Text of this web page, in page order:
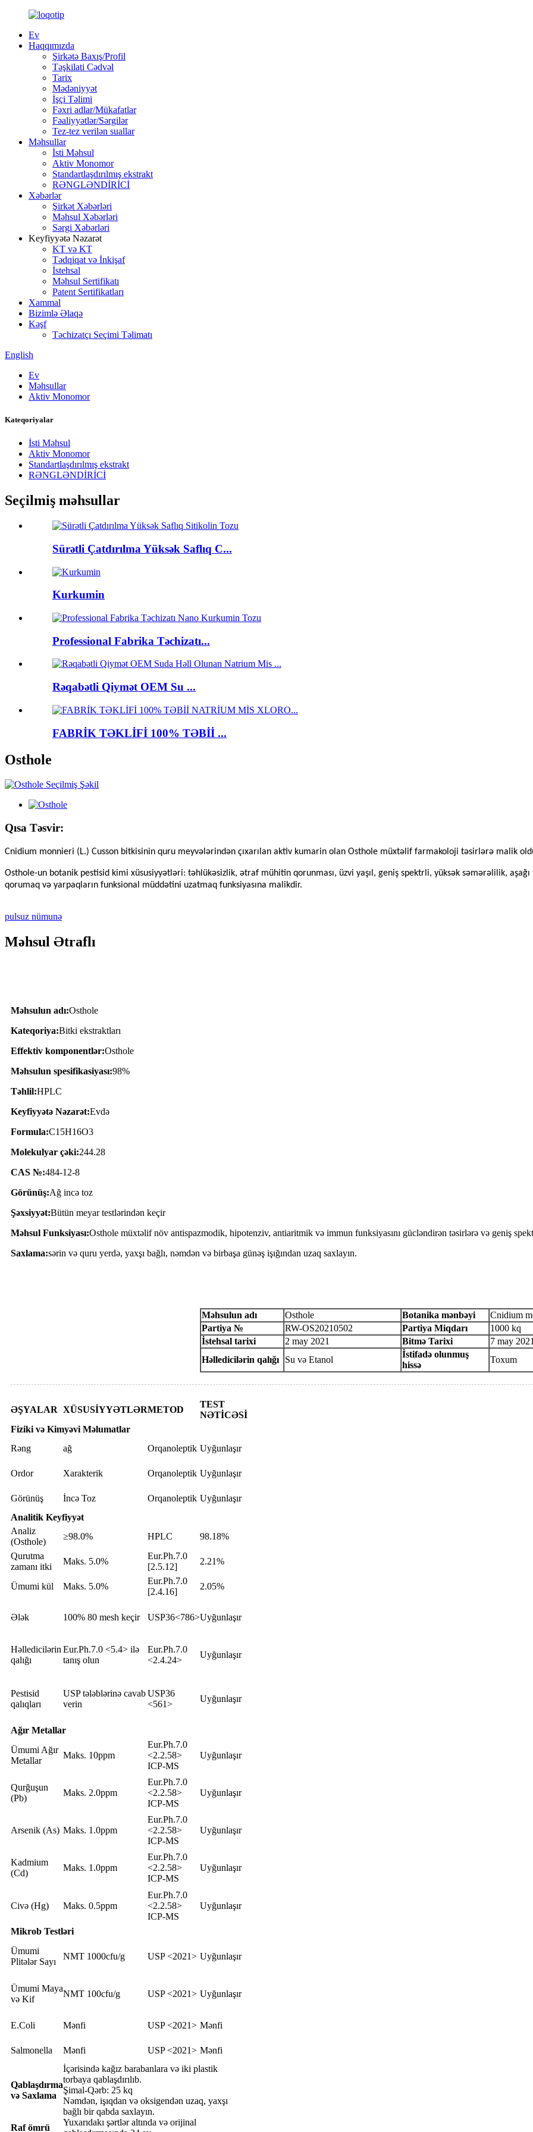
Ev
Haqqımızda
Şirkətə Baxış/Profil
Təşkilati Cədvəl
Tarix
Mədəniyyət
İşçi Təlimi
Fəxri adlar/Mükafatlar
Fəaliyyətlər/Sərgilər
Tez-tez verilən suallar
Məhsullar
İsti Məhsul
Aktiv Monomor
Standartlaşdırılmış ekstrakt
RƏNGLƏNDİRİCİ
Xəbərlər
Şirkət Xəbərləri
Məhsul Xəbərləri
Sərgi Xəbərləri
Keyfiyyətə Nəzarət
KT və KT
Tədqiqat və İnkişaf
İstehsal
Məhsul Sertifikatı
Patent Sertifikatları
Xammal
Bizimlə Əlaqə
Kəşf
Təchizatçı Seçimi Təlimatı
English
Ev
Məhsullar
Aktiv Monomor
Kateqoriyalar
İsti Məhsul
Aktiv Monomor
Standartlaşdırılmış ekstrakt
RƏNGLƏNDİRİCİ
Seçilmiş məhsullar
Sürətli Çatdırılma Yüksək Saflıq C...
Kurkumin
Professional Fabrika Təchizatı...
Rəqabətli Qiymət OEM Su ...
FABRİK TƏKLİFİ 100% TƏBİİ ...
Osthole
Qısa Təsvir:
Cnidium monnieri (L.) Cusson bitkisinin quru meyvələrindən çıxarılan aktiv kumarin olan Osthole müxtəlif farmakoloji təsirlərə malik
Osthole-un botanik pestisid kimi xüsusiyyətləri: təhlükəsizlik, ətraf mühitin qorunması, üzvi yaşıl, geniş spektrli, yüksək səmərəlilik, aşağı
qorumaq və yarpaqların funksional müddətini uzatmaq funksiyasına malikdir.
pulsuz nümunə
Məhsul Ətraflı
Məhsulun adı:Osthole
Kateqoriya:Bitki ekstraktları
Effektiv komponentlər:Osthole
Məhsulun spesifikasiyası:98%
Təhlil:HPLC
Keyfiyyətə Nəzarət:Evdə
Formula:C15H16O3
Molekulyar çəki:244.28
CAS №:484-12-8
Görünüş:Ağ incə toz
Şəxsiyyət:Bütün meyar testlərindən keçir
Məhsul Funksiyası:Osthole müxtəlif növ antispazmodik, hipotenziv, antiaritmik və immun funksiyasını gücləndirən təsirlərə və geniş
Saxlama:sərin və quru yerdə, yaxşı bağlı, nəmdən və birbaşa günəş işığından uzaq saxlayın.
Məhsulun adı Osthole Botanika mənbəyi
Cnidium
Partiya №
RW-OS20210502 Partiya Miqdarı
1000 kq
İstehsal tarixi
2 may 2021 Bitmə Tarixi
7 may
Həlledicilərin qalığı
Su və Etanol
İstifadə olunmuş
hissə
Toxum
ƏŞYALAR XÜSUSİYYƏTLƏRMETOD
TEST
NƏTİCƏSİ
Fiziki və Kimyəvi Məlumatlar
Rəng
ağ Orqanoleptik Uyğunlaşır
Ordor Xarakterik Orqanoleptik Uyğunlaşır
Görünüş İncə Toz Orqanoleptik Uyğunlaşır
Analitik Keyfiyyət
Analiz
(Osthole)
≥98.0% HPLC
98.18%
Qurutma
zamanı itki
Maks. 5.0%
Eur.Ph.7.0
[2.5.12]
2.21%
Ümumi kül Maks. 5.0%
Eur.Ph.7.0
[2.4.16]
2.05%
Ələk 100% 80 mesh keçir USP36<786>Uyğunlaşır
Həlledicilərin
qalığı
Eur.Ph.7.0 <5.4> ilə
tanış olun
Eur.Ph.7.0
<2.4.24>
Uyğunlaşır
Pestisid
qalıqları
USP tələblərinə cavab
verin
USP36
<561>
Uyğunlaşır
Ağır Metallar
Ümumi Ağır
Metallar
Maks. 10ppm
Eur.Ph.7.0
<2.2.58>
ICP-MS
Uyğunlaşır
Qurğuşun
(Pb)
Maks. 2.0ppm
Eur.Ph.7.0
<2.2.58>
ICP-MS
Uyğunlaşır
Arsenik (As) Maks. 1.0ppm
Eur.Ph.7.0
<2.2.58>
ICP-MS
Uyğunlaşır
Kadmium
(Cd)
Maks. 1.0ppm
Eur.Ph.7.0
<2.2.58>
ICP-MS
Uyğunlaşır
Civə (Hg) Maks. 0.5ppm
Eur.Ph.7.0
<2.2.58>
ICP-MS
Uyğunlaşır
Mikrob Testləri
Ümumi
Plitələr Sayı
NMT 1000cfu/g USP <2021> Uyğunlaşır
Ümumi Maya
və Kif
NMT 100cfu/g USP <2021> Uyğunlaşır
E.Coli Mənfi USP <2021> Mənfi
Salmonella Mənfi USP <2021> Mənfi
Qablaşdırma
və Saxlama
İçərisində kağız barabanlara və iki plastik
torbaya qablaşdırılıb.
Şimal-Qərb: 25 kq
Nəmdən, işıqdan və oksigendən uzaq, yaxşı
bağlı bir qabda saxlayın.
Raf ömrü
Yuxarıdakı şərtlər altında və orijinal